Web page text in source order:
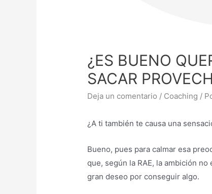
¿ES BUENO
SACAR
Deja un comentario / Coaching /
¿A ti también te causa una
Bueno, pues para calmar esa
que, según la RAE, la ambición no
gran deseo por conseguir algo.